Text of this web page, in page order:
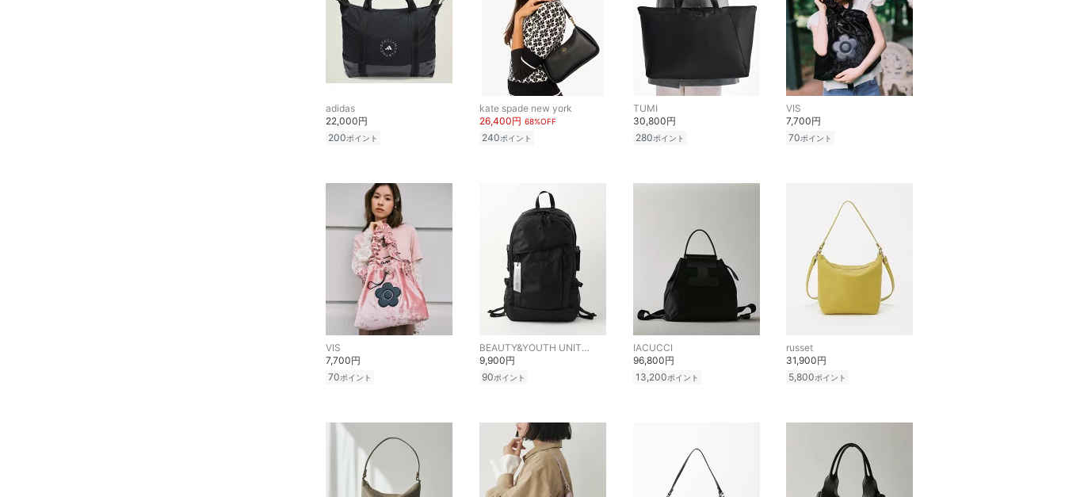
adidas
22,000円
200ポイント
kate spade new york
26,400円 68%OFF
240ポイント
TUMI
30,800円
280ポイント
VIS
7,700円
70ポイント
VIS
7,700円
70ポイント
BEAUTY&YOUTH UNITED ARROWS
9,900円
90ポイント
IACUCCI
96,800円
13,200ポイント
russet
31,900円
5,800ポイント